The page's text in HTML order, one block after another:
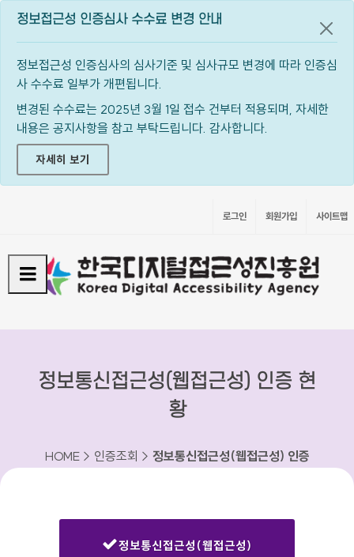
정보접근성 인증심사 수수료 변경 안내
정보접근성 인증심사의 심사기준 및 심사규모 변경에 따라 인증심
사 수수료 일부가 개편됩니다.
변경된 수수료는 2025년 3월 1일 접수 건부터 적용되며, 자세한
내용은 공지사항을 참고 부탁드립니다. 감사합니다.
자세히 보기
공지
로그인 회원가입 사이트맵
정보통신접근성(웹접근성) 인증 현
황
HOME > 인증조회 > 정보통신접근성(웹접근성) 인증
정보통신접근성(웹접근성)